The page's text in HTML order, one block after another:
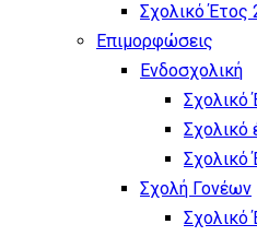
Σχολικό Έτος
Επιμορφώσεις
Ενδοσχολική
Σχολικό
Σχολικό
Σχολικό
Σχολή Γονέων
Σχολικό